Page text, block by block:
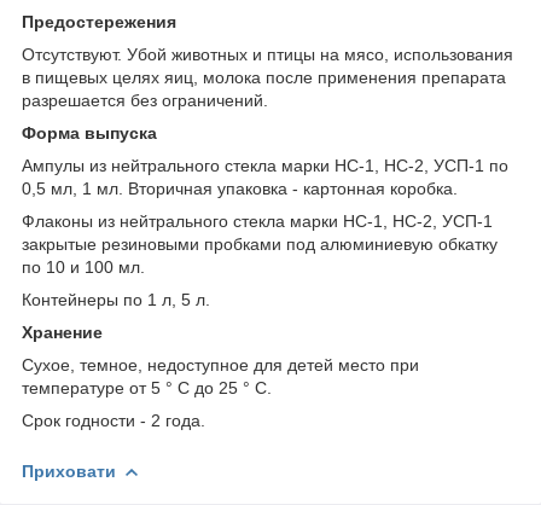
Предостережения
Отсутствуют. Убой животных и птицы на мясо, использования
в пищевых целях яиц, молока после применения препарата
разрешается без ограничений.
Форма выпуска
Ампулы из нейтрального стекла марки НС-1, НС-2, УСП-1 по
0,5 мл, 1 мл. Вторичная упаковка - картонная коробка.
Флаконы из нейтрального стекла марки НС-1, НС-2, УСП-1
закрытые резиновыми пробками под алюминиевую обкатку
по 10 и 100 мл.
Контейнеры по 1 л, 5 л.
Хранение
Сухое, темное, недоступное для детей место при
температуре от 5 ° С до 25 ° С.
Срок годности - 2 года.
Приховати